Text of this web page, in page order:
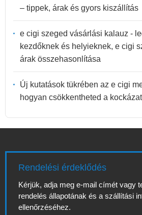
– tippek, árak és gyors kiszállítás
e cigi szeged vásárlási kalauz -
kezdőknek és helyieknek, e cigi
árak összehasonlítása
Új kutatások tükrében az e cigi
hogyan csökkentheted a
Rendelési érdeklődés
Kérjük, adja meg e-mail címét vagy
rendelés állapotának és a szállítási
ellenőrzéséhez.